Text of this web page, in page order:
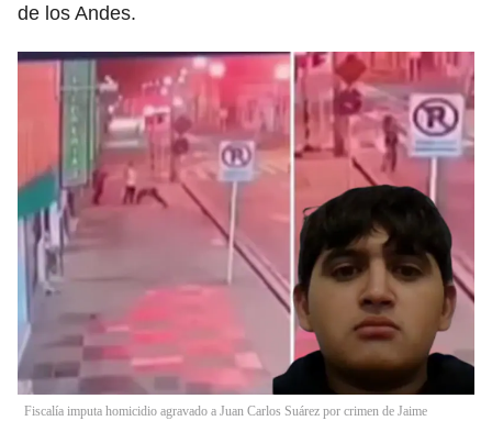
de los Andes.
Fiscalía imputa homicidio agravado a Juan Carlos Suárez por crimen de Jaime